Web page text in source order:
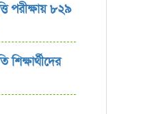
পরীক্ষায় ৮২৯